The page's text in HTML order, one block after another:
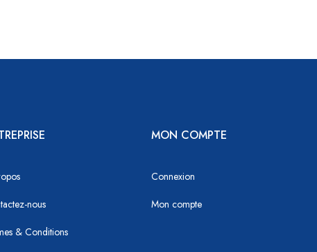
nous
& Conditions
MON COMPTE
Connexion
Mon compte